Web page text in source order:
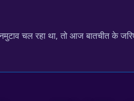
चल रहा था, तो आज बातचीत के